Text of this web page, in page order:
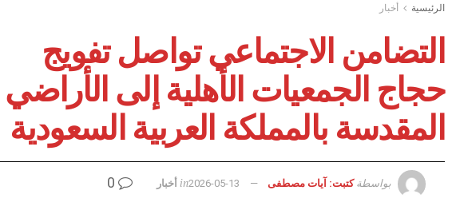
الرئيسية أخبار
التضامن الاجتماعي تواصل تفويج
حجاج الجمعيات الأهلية إلى الأراضي
المقدسة بالمملكة العربية السعودية
بواسطة كتبت: آيات مصطفى 2026-05-13
in أخبار